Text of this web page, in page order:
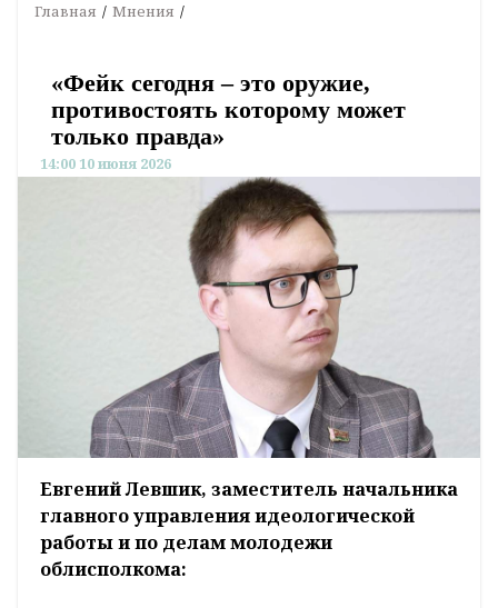
Главная Мнения
«Фейк сегодня – это оружие,
противостоять которому может
только правда»
14:00 10 июня 2026
Евгений Левшик, заместитель начальника
главного управления идеологической
работы и по делам молодежи
облисполкома: